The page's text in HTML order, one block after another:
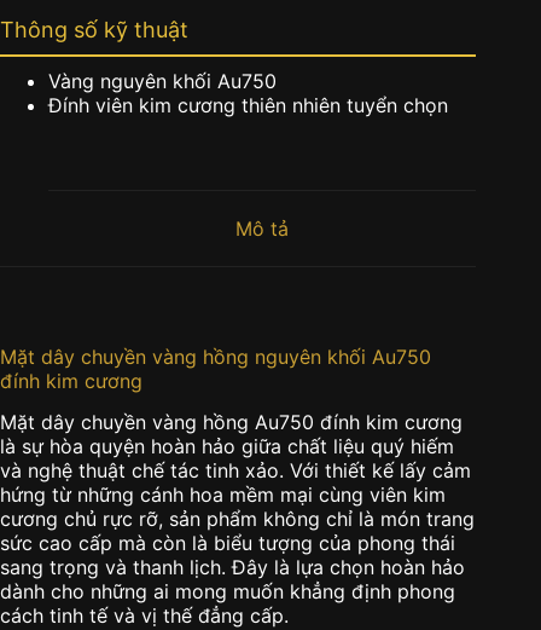
Thông số kỹ thuật
Vàng nguyên khối Au750
Đính viên kim cương thiên nhiên tuyển chọn
Mô tả
Mặt dây chuyền vàng hồng nguyên khối Au750
đính kim cương
Mặt dây chuyền vàng hồng Au750 đính kim cương
là sự hòa quyện hoàn hảo giữa chất liệu quý hiếm
và nghệ thuật chế tác tinh xảo. Với thiết kế lấy cảm
hứng từ những cánh hoa mềm mại cùng viên kim
cương chủ rực rỡ, sản phẩm không chỉ là món trang
sức cao cấp mà còn là biểu tượng của phong thái
sang trọng và thanh lịch. Đây là lựa chọn hoàn hảo
dành cho những ai mong muốn khẳng định phong
cách tinh tế và vị thế đẳng cấp.